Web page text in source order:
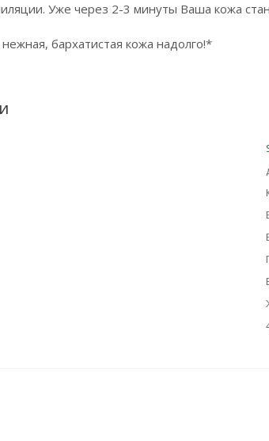
Уже через 2-3 минуты Ваша кожа
нежная, бархатистая кожа надолго!*